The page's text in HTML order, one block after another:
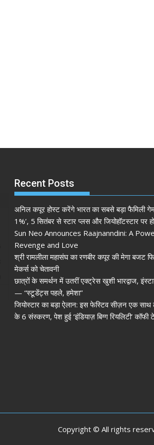
Recent Posts
अनिल कपूर होस्ट करेंगे भारत का सबसे बड़ा फैमिली गेम
1%’, 5 सितंबर से स्टार प्लस और जियोहॉटस्टार पर
Sun Neo Announces Raajnanndini: A
Revenge and Love
श्री रामलीला महासंघ का रणबीर कपूर की मेगा बजट
मेकर्स को चेतावनी
छात्रों के समर्थन में उतरीं एक्ट्रेस खुशी भारद्वाज,
— “स्टूडेंट्स पहले, हमेशा”
जियोस्टार का बड़ा ऐलान: इस फेस्टिव सीज़न एक साथ
के 6 संस्करण, पेश हुई ‘इंडियाज़ बिग्ग रियलिटी’
Copyright © All rights